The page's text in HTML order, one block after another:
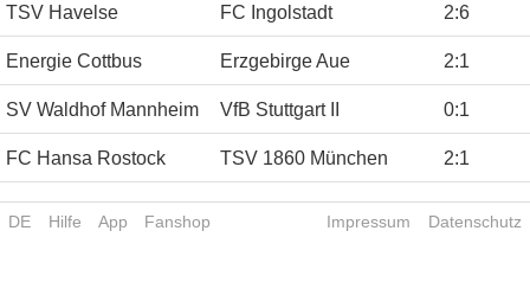
TSV Havelse FC Ingolstadt 2:6
Energie Cottbus Erzgebirge Aue 2:1
SV Waldhof Mannheim VfB Stuttgart II 0:1
FC Hansa Rostock TSV 1860 München 2:1
DE Hilfe App Fanshop Impressum Datenschutz